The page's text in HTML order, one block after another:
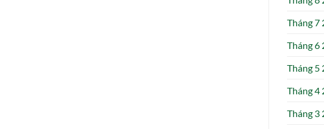
Tháng 7
Tháng 6
Tháng 5
Tháng 4
Tháng 3